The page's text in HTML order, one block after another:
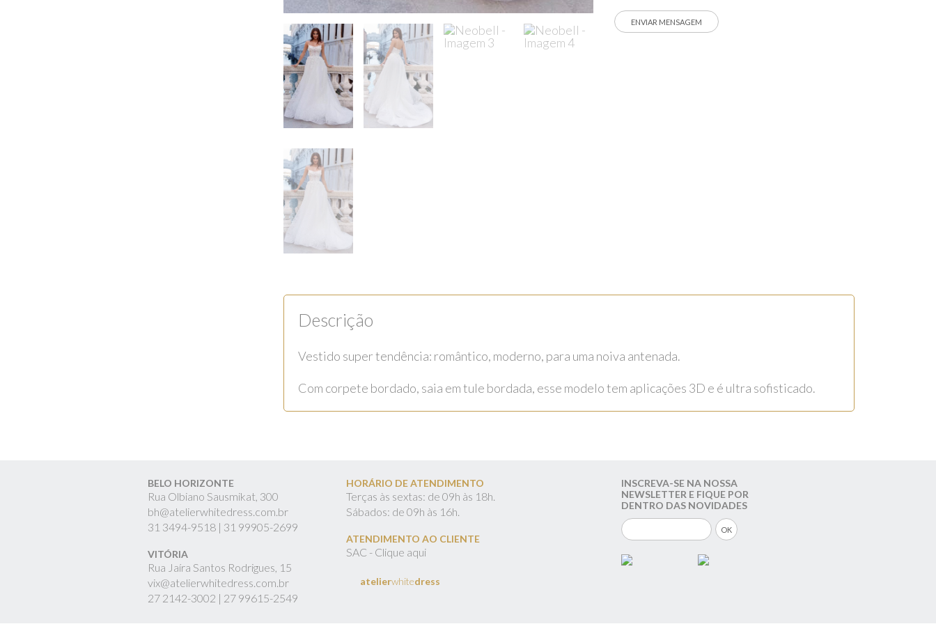
Descrição
Vestido super tendência: romântico, moderno, para uma noiva antenada.
Com corpete bordado, saia em tule bordada, esse modelo tem aplicações 3D e é ultra sofisticado.
BELO HORIZONTE
Rua Olbiano Sausmikat, 300
bh@atelierwhitedress.com.br
31 3494-9518 | 31 99905-2699
VITÓRIA
Rua Jaíra Santos Rodrigues, 15
vix@atelierwhitedress.com.br
27 2142-3002 | 27 99615-2549
HORÁRIO DE ATENDIMENTO
Terças às sextas: de 09h às 18h.
Sábados: de 09h às 16h.
ATENDIMENTO AO CLIENTE
SAC - Clique aqui
atelierwhitedress
INSCREVA-SE NA NOSSA
NEWSLETTER E FIQUE POR
DENTRO DAS NOVIDADES